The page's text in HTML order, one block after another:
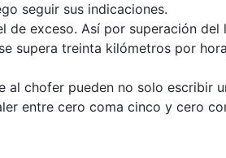
seguir sus indicaciones.
exceso. Así por superación
supera treinta kilómetros por
chofer pueden no solo escribir
entre cero coma cinco y cero